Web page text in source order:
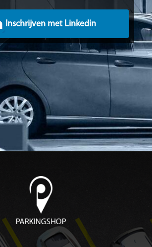
Inschrijven met Linkedin